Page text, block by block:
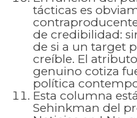
tácticas es
de credibilidad:
de si a un target
creíble. El
genuino cotiza
política
Esta columna
Sehinkman del